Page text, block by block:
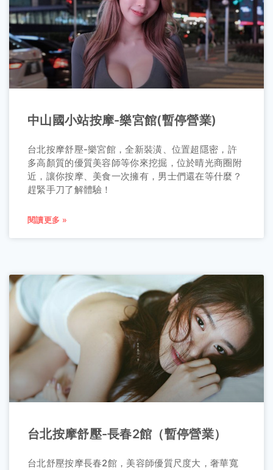
中山國小站按摩-樂宮館(暫停營業)
台北按摩舒壓-樂宮館，全新裝潢、位置超隱密，許
多高顏質的優質美容師等你來挖掘，位於晴光商圈附
近，讓你按摩、美食一次擁有，男士們還在等什麼？
趕緊手刀了解體驗！
閱讀更多 »
台北按摩舒壓-長春2館（暫停營業）
台北舒壓按摩長春2館，美容師優質尺度大，奢華寬